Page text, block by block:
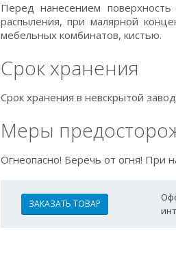
Перед нанесением
распыления, при малярной
мебельных комбинатов, кистью.
Срок хранения
Срок хранения в невскрытой
Меры
Огнеопасно! Беречь от огня! При
ЗАКАЗАТЬ ТОВАР